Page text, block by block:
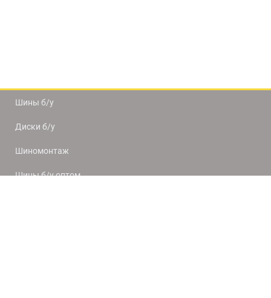
Шины б/у
Диски б/у
Шиномонтаж
Шины б/у оптом